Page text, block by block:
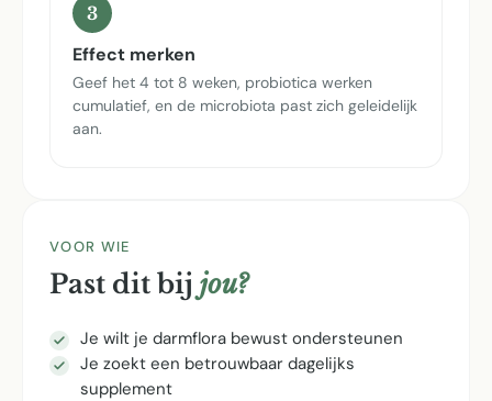
3
Effect merken
Geef het 4 tot 8 weken, probiotica werken
cumulatief, en de microbiota past zich geleidelijk
aan.
VOOR WIE
Past dit bij jou?
Je wilt je darmflora bewust ondersteunen
Je zoekt een betrouwbaar dagelijks
supplement